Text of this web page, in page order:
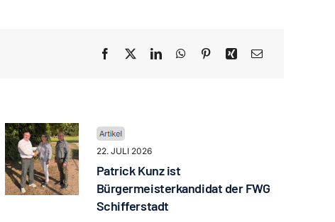
22. JULI 2026
Patrick Kunz ist
Bürgermeisterkandidat der FWG
Schifferstadt